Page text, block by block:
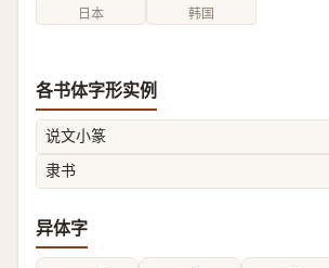
日本 韩国
各书体字形实例
说文小篆
隶书
异体字